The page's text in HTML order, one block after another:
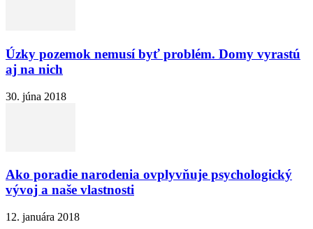
Úzky pozemok nemusí byť problém. Domy vyrastú
aj na nich
30. júna 2018
Ako poradie narodenia ovplyvňuje psychologický
vývoj a naše vlastnosti
12. januára 2018